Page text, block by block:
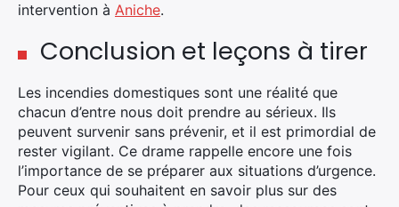
intervention à Aniche.
Conclusion et leçons à tirer
Les incendies domestiques sont une réalité que
chacun d’entre nous doit prendre au sérieux. Ils
peuvent survenir sans prévenir, et il est primordial de
rester vigilant. Ce drame rappelle encore une fois
l’importance de se préparer aux situations d’urgence.
Pour ceux qui souhaitent en savoir plus sur des